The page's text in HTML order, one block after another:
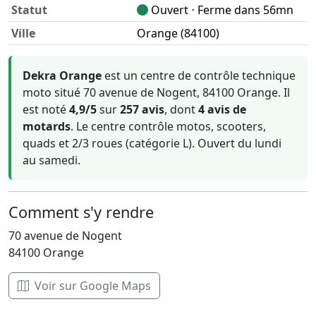
Informations clés sur Dekra Orange
Statut
Ouvert ⋅ Ferme dans 56mn
Ville
Orange (84100)
Dekra Orange est un centre de contrôle technique
moto situé 70 avenue de Nogent, 84100 Orange. Il
est noté4,9/5sur257 avis, dont4 avis de
motards. Le centre contrôle motos, scooters,
quads et 2/3 roues (catégorie L). Ouvert du lundi
au samedi.
Comment s'y rendre
70 avenue de Nogent
84100 Orange
Voir sur Google Maps